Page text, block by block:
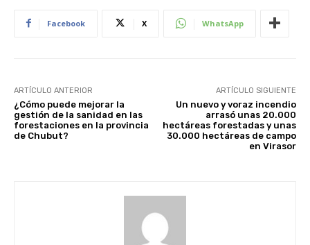
Facebook X WhatsApp
ARTÍCULO ANTERIOR
¿Cómo puede mejorar la
gestión de la sanidad en las
forestaciones en la provincia
de Chubut?
ARTÍCULO SIGUIENTE
Un nuevo y voraz incendio
arrasó unas 20.000
hectáreas forestadas y unas
30.000 hectáreas de campo
en Virasor